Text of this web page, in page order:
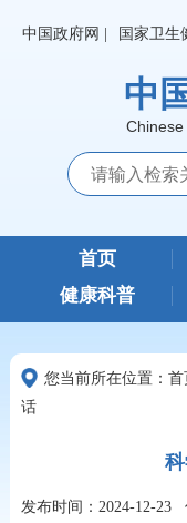
中国政府网 | 国家卫生
中
首页
健康科普
您当前所在位置： 首
话
发布时间：2024-12-23